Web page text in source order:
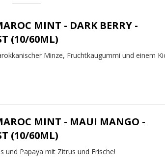
MINT - DARK BERRY -
(10/60ML)
Minze, Fruchtkaugummi und einem
MINT - MAUI MANGO -
(10/60ML)
und Papaya mit Zitrus und Frische!